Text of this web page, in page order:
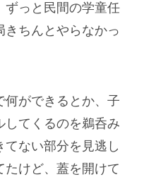
ずっと民間の学童任
ちんとやらなかっ
何ができるとか、子
してくるのを鵜呑み
ない部分を見逃し
たけど、蓋を開けて